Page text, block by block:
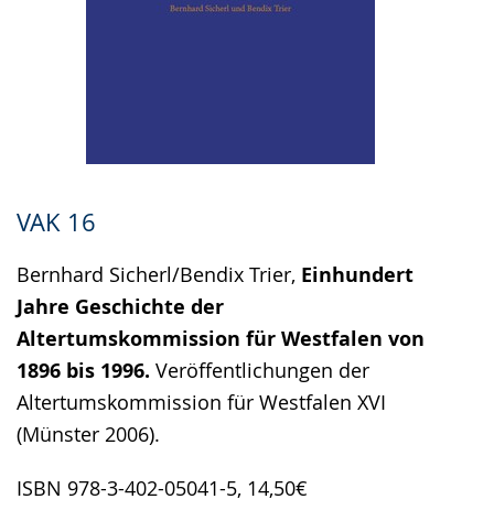
VAK 16
Bernhard Sicherl/Bendix Trier, Einhundert
Jahre Geschichte der
Altertumskommission für Westfalen von
1896 bis 1996. Veröffentlichungen der
Altertumskommission für Westfalen XVI
(Münster 2006).
ISBN 978-3-402-05041-5, 14,50€